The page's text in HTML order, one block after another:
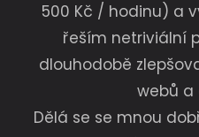
500 Kč / hodinu) a
řeším netriviální
dlouhodobě
webů a
Dělá se se mnou